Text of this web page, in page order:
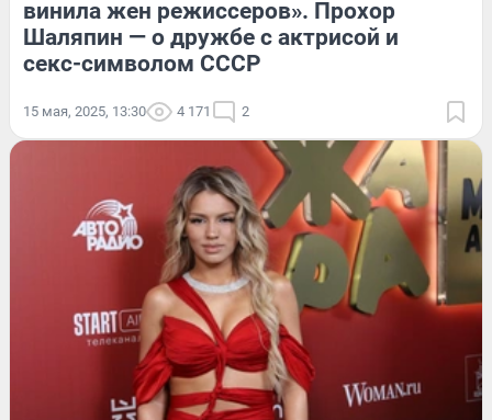
винила жен режиссеров». Прохор
Шаляпин — о дружбе с актрисой и
секс-символом СССР
15 мая, 2025, 13:30 4 171 2